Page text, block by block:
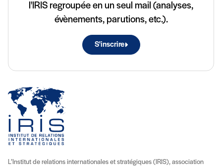
l'IRIS regroupée en un seul mail (analyses,
évènements, parutions, etc.).
S'inscrire
L’Institut de relations internationales et stratégiques (IRIS), association